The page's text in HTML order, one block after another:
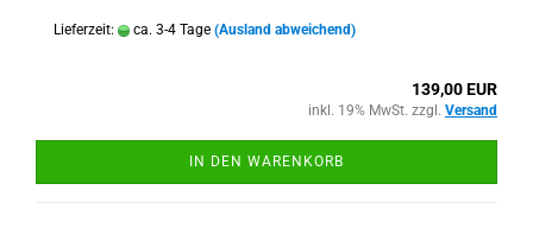
Lieferzeit: ca. 3-4 Tage (Ausland abweichend)
139,00 EUR
inkl. 19% MwSt. zzgl. Versand
IN DEN WARENKORB